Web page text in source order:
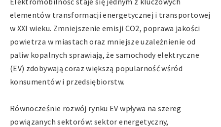
elementów transformacji energetycznej i transportowej
w XXI wieku. Zmniejszenie emisji CO2, poprawa jakości
powietrza w miastach oraz mniejsze uzależnienie od
paliw kopalnych sprawiają, że samochody elektryczne
(EV) zdobywają coraz większą popularność wśród
konsumentów i przedsiębiorstw.
Równocześnie rozwój rynku EV wpływa na szereg
powiązanych sektorów: sektor energetyczny,